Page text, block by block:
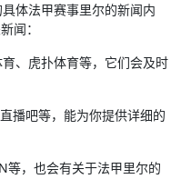
体法甲赛事里尔的新闻内
闻：
、虎扑体育等，它们会及时
播吧等，能为你提供详细的
等，也会有关于法甲里尔的